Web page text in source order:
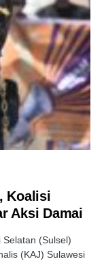
Koalisi
Aksi Damai
Selatan (Sulsel)
(KAJ) Sulawesi